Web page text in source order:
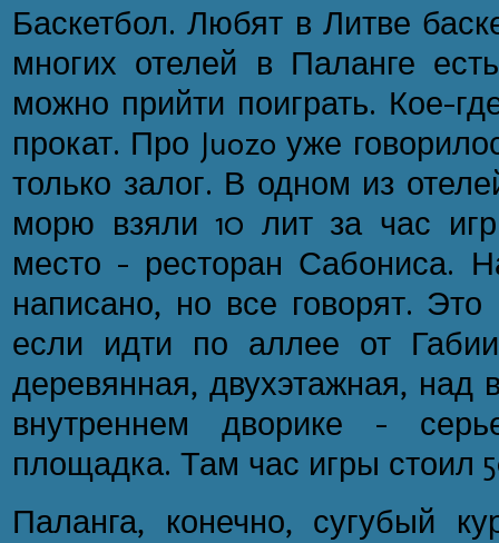
Баскетбол. Любят в Литве
многих отелей в Паланге
можно прийти поиграть. Кое-
прокат. Про Juozo уже
только залог. В одном из
морю взяли 10 лит за час
место - ресторан Сабониса.
написано, но все говорят.
если идти по аллее от
деревянная, двухэтажная, над
внутреннем дворике -
площадка. Там час игры стоил
Паланга, конечно, сугубый